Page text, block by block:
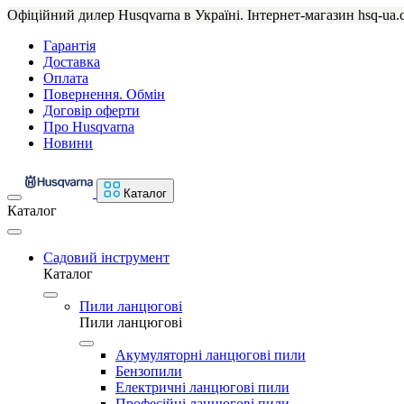
Офіційний дилер Husqvarna в Україні. Інтернет-магазин hsq-
Гарантія
Доставка
Оплата
Повернення. Обмін
Договір оферти
Про Husqvarna
Новини
Каталог
Каталог
Садовий інструмент
Каталог
Пили ланцюгові
Пили ланцюгові
Акумуляторні ланцюгові пили
Бензопили
Електричні ланцюгові пили